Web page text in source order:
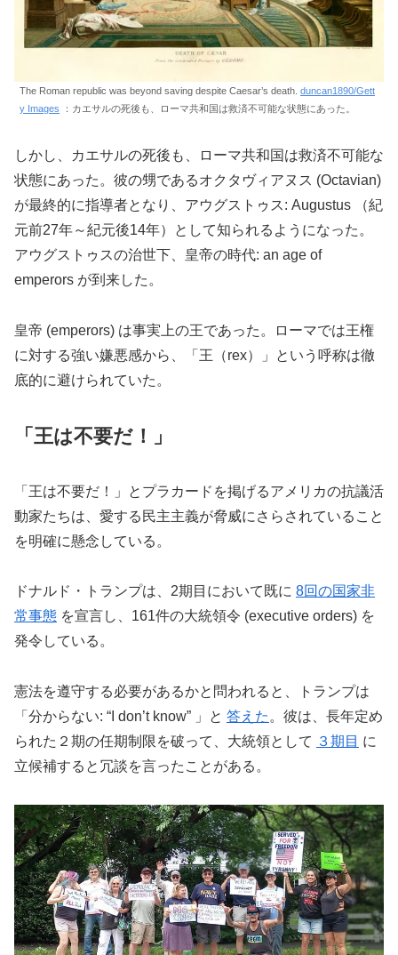
The Roman republic was beyond saving despite Caesar’s death. duncan1890/Gett
y Images ：カエサルの死後も、ローマ共和国は救済不可能な状態にあった。
しかし、カエサルの死後も、ローマ共和国は救済不可能な
状態にあった。彼の甥であるオクタヴィアヌス (Octavian)
が最終的に指導者となり、アウグストゥス: Augustus （紀
元前27年～紀元後14年）として知られるようになった。
アウグストゥスの治世下、皇帝の時代: an age of
emperors が到来した。
皇帝 (emperors) は事実上の王であった。ローマでは王権
に対する強い嫌悪感から、「王（rex）」という呼称は徹
底的に避けられていた。
「王は不要だ！」
「王は不要だ！」とプラカードを掲げるアメリカの抗議活
動家たちは、愛する民主主義が脅威にさらされていること
を明確に懸念している。
ドナルド・トランプは、2期目において既に 8回の国家非
常事態 を宣言し、161件の大統領令 (executive orders) を
発令している。
憲法を遵守する必要があるかと問われると、トランプは
「分からない: “I don’t know” 」と 答えた 。彼は、長年定め
られた２期の任期制限を破って、大統領として ３期目 に
立候補すると冗談を言ったことがある。